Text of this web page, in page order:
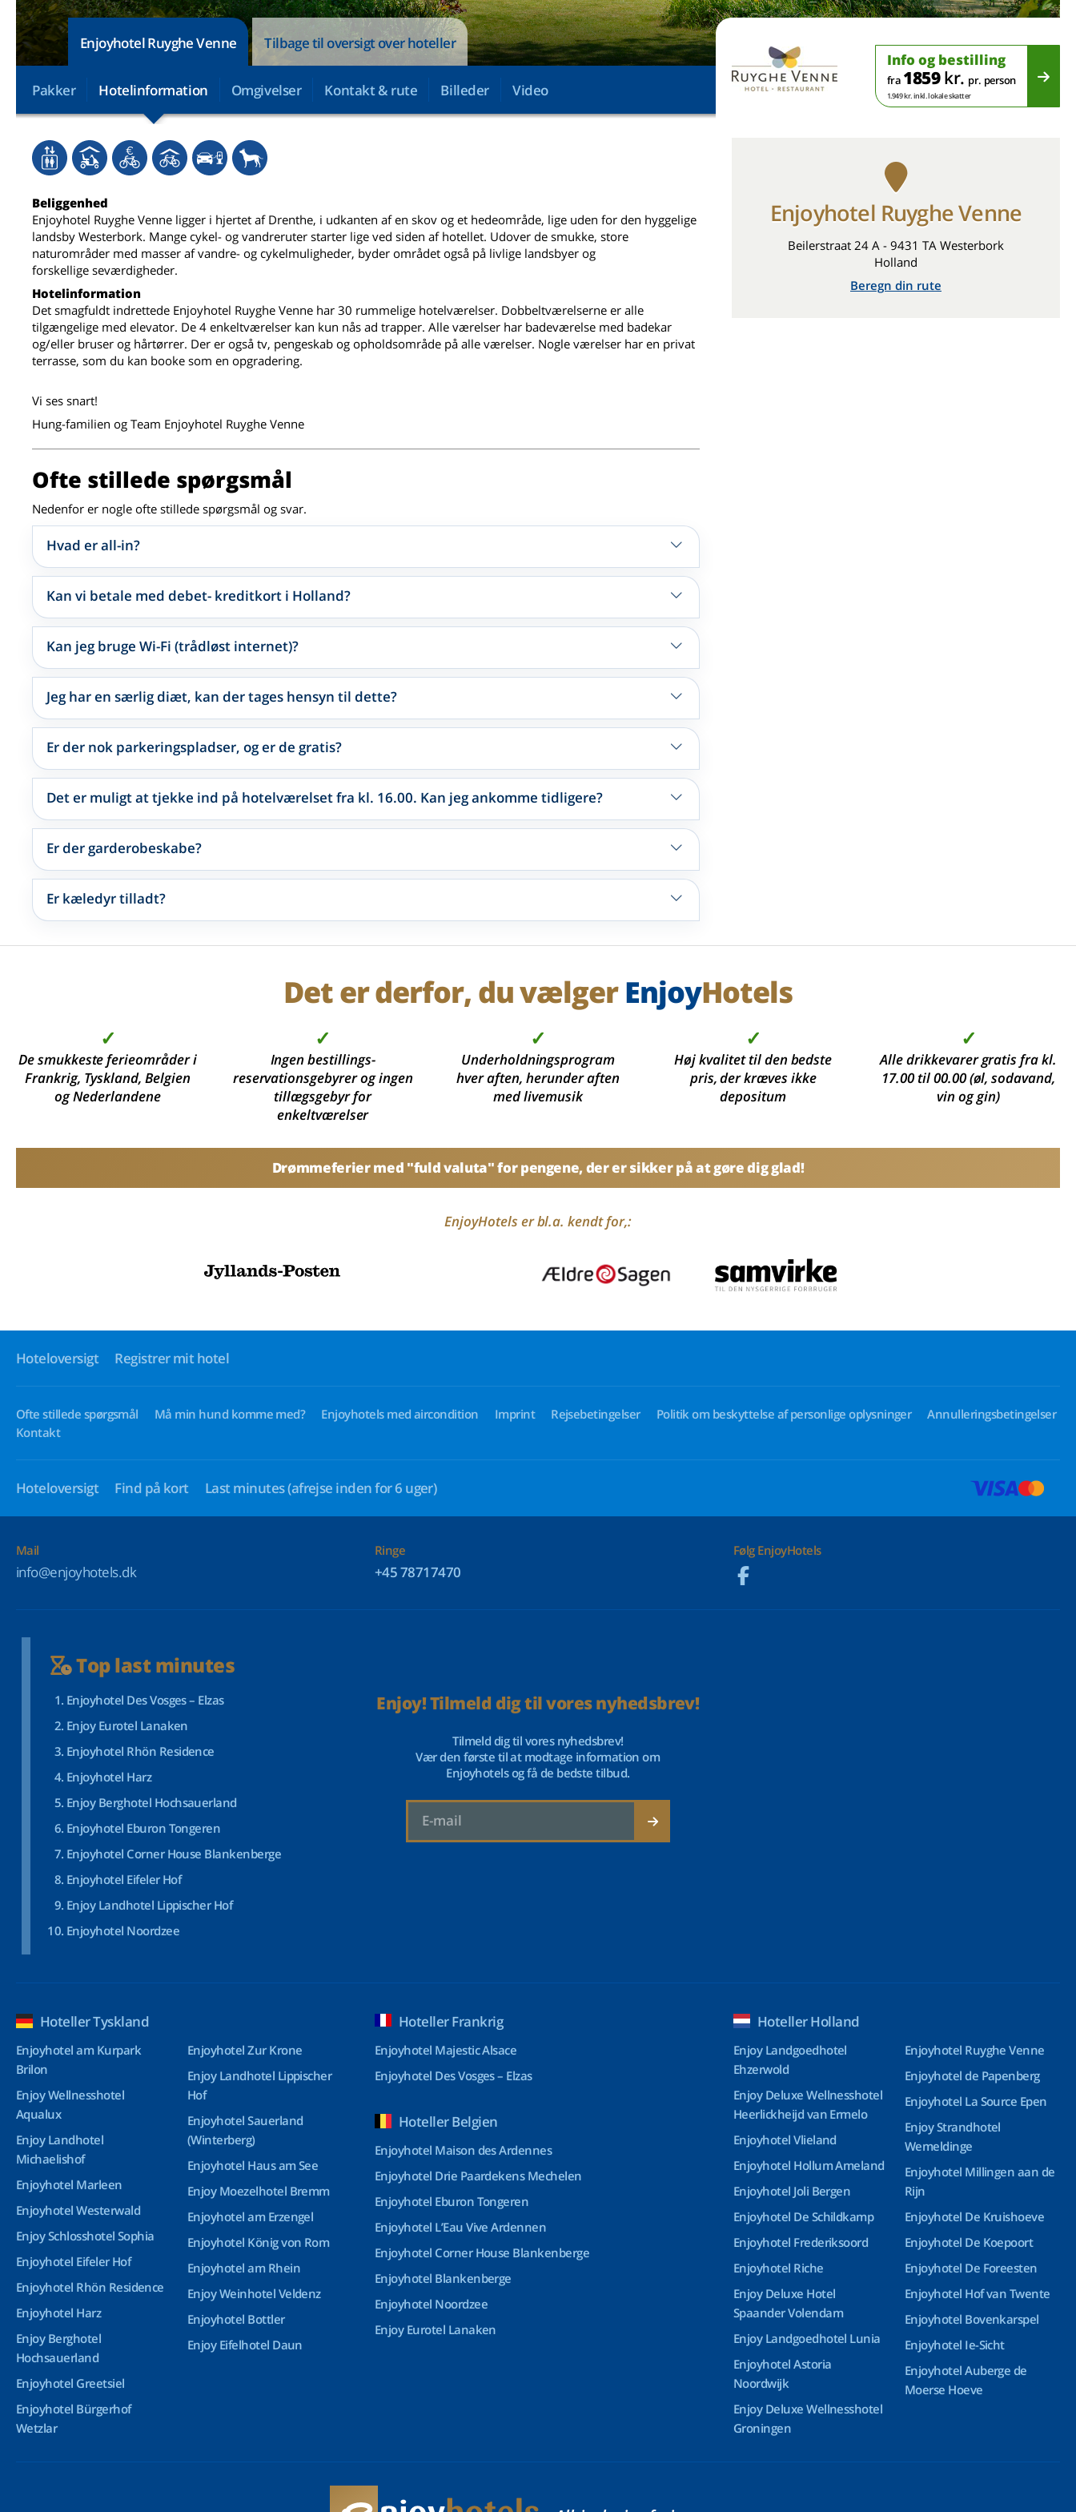
Enjoyhotel Ruyghe Venne Tilbage til oversigt over hoteller
Pakker Hotelinformation Omgivelser Kontakt & rute Billeder Video
Info og bestilling
fra 1859kr. pr. person
1.949 kr. inkl. lokale skatter
Beliggenhed
Enjoyhotel Ruyghe Venne ligger i hjertet af Drenthe, i udkanten af en skov og et hedeområde, lige uden for den hyggelige
landsby Westerbork. Mange cykel- og vandreruter starter lige ved siden af hotellet. Udover de smukke, store
naturområder med masser af vandre- og cykelmuligheder, byder området også på livlige landsbyer og
forskellige seværdigheder.
Hotelinformation
Det smagfuldt indrettede Enjoyhotel Ruyghe Venne har 30 rummelige hotelværelser. Dobbeltværelserne er alle
tilgængelige med elevator. De 4 enkeltværelser kan kun nås ad trapper. Alle værelser har badeværelse med badekar
og/eller bruser og hårtørrer. Der er også tv, pengeskab og opholdsområde på alle værelser. Nogle værelser har en privat
terrasse, som du kan booke som en opgradering.
Vi ses snart!
Hung-familien og Team Enjoyhotel Ruyghe Venne
Ofte stillede spørgsmål
Nedenfor er nogle ofte stillede spørgsmål og svar.
Hvad er all-in?
Kan vi betale med debet- kreditkort i Holland?
Kan jeg bruge Wi-Fi (trådløst internet)?
Jeg har en særlig diæt, kan der tages hensyn til dette?
Er der nok parkeringspladser, og er de gratis?
Det er muligt at tjekke ind på hotelværelset fra kl. 16.00. Kan jeg ankomme tidligere?
Er der garderobeskabe?
Er kæledyr tilladt?
Enjoyhotel Ruyghe Venne
Beilerstraat 24 A - 9431 TA Westerbork
Holland
Beregn din rute
Det er derfor, du vælgerEnjoyHotels
✓
De smukkeste ferieområder i
Frankrig, Tyskland, Belgien
og Nederlandene
✓
Ingen bestillings-
reservationsgebyrer og ingen
tillægsgebyr for
enkeltværelser
✓
Underholdningsprogram
hver aften, herunder aften
med livemusik
✓
Høj kvalitet til den bedste
pris, der kræves ikke
depositum
✓
Alle drikkevarer gratis fra kl.
17.00 til 00.00 (øl, sodavand,
vin og gin)
Drømmeferier med "fuld valuta" for pengene, der er sikker på at gøre dig glad!
EnjoyHotels er bl.a. kendt for,:
Hoteloversigt Registrer mit hotel
Ofte stillede spørgsmål Må min hund komme med? Enjoyhotels med aircondition Imprint Rejsebetingelser Politik om beskyttelse af personlige oplysninger
Annulleringsbetingelser
Kontakt
Hoteloversigt Find på kort Last minutes(afrejse inden for 6 uger)
Mail
info@enjoyhotels.dk
Ringe
+45 78717470
Følg EnjoyHotels
Top last minutes
Enjoyhotel Des Vosges – Elzas
Enjoy Eurotel Lanaken
Enjoyhotel Rhön Residence
Enjoyhotel Harz
Enjoy Berghotel Hochsauerland
Enjoyhotel Eburon Tongeren
Enjoyhotel Corner House Blankenberge
Enjoyhotel Eifeler Hof
Enjoy Landhotel Lippischer Hof
Enjoyhotel Noordzee
Enjoy! Tilmeld dig til vores nyhedsbrev!
Tilmeld dig til vores nyhedsbrev!
Vær den første til at modtage information om
Enjoyhotels og få de bedste tilbud.
Hoteller Tyskland
Enjoyhotel am Kurpark
Brilon
Enjoy Wellnesshotel
Aqualux
Enjoy Landhotel
Michaelishof
Enjoyhotel Marleen
Enjoyhotel Westerwald
Enjoy Schlosshotel Sophia
Enjoyhotel Eifeler Hof
Enjoyhotel Rhön Residence
Enjoyhotel Harz
Enjoy Berghotel
Hochsauerland
Enjoyhotel Greetsiel
Enjoyhotel Bürgerhof
Wetzlar
Enjoyhotel Zur Krone
Enjoy Landhotel Lippischer
Hof
Enjoyhotel Sauerland
(Winterberg)
Enjoyhotel Haus am See
Enjoy Moezelhotel Bremm
Enjoyhotel am Erzengel
Enjoyhotel König von Rom
Enjoyhotel am Rhein
Enjoy Weinhotel Veldenz
Enjoyhotel Bottler
Enjoy Eifelhotel Daun
Hoteller Frankrig
Enjoyhotel Majestic Alsace
Enjoyhotel Des Vosges – Elzas
Hoteller Belgien
Enjoyhotel Maison des Ardennes
Enjoyhotel Drie Paardekens Mechelen
Enjoyhotel Eburon Tongeren
Enjoyhotel L’Eau Vive Ardennen
Enjoyhotel Corner House Blankenberge
Enjoyhotel Blankenberge
Enjoyhotel Noordzee
Enjoy Eurotel Lanaken
Hoteller Holland
Enjoy Landgoedhotel
Ehzerwold
Enjoy Deluxe Wellnesshotel
Heerlickheijd van Ermelo
Enjoyhotel Vlieland
Enjoyhotel Hollum Ameland
Enjoyhotel Joli Bergen
Enjoyhotel De Schildkamp
Enjoyhotel Frederiksoord
Enjoyhotel Riche
Enjoy Deluxe Hotel
Spaander Volendam
Enjoy Landgoedhotel Lunia
Enjoyhotel Astoria
Noordwijk
Enjoy Deluxe Wellnesshotel
Groningen
Enjoyhotel Ruyghe Venne
Enjoyhotel de Papenberg
Enjoyhotel La Source Epen
Enjoy Strandhotel
Wemeldinge
Enjoyhotel Millingen aan de
Rijn
Enjoyhotel De Kruishoeve
Enjoyhotel De Koepoort
Enjoyhotel De Foreesten
Enjoyhotel Hof van Twente
Enjoyhotel Bovenkarspel
Enjoyhotel Ie-Sicht
Enjoyhotel Auberge de
Moerse Hoeve